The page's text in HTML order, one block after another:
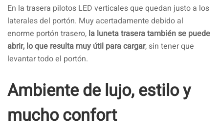
En la trasera pilotos LED verticales que quedan justo a los
laterales del portón. Muy acertadamente debido al
enorme portón trasero, la luneta trasera también se puede
abrir, lo que resulta muy útil para cargar, sin tener que
levantar todo el portón.
Ambiente de lujo, estilo y
mucho confort